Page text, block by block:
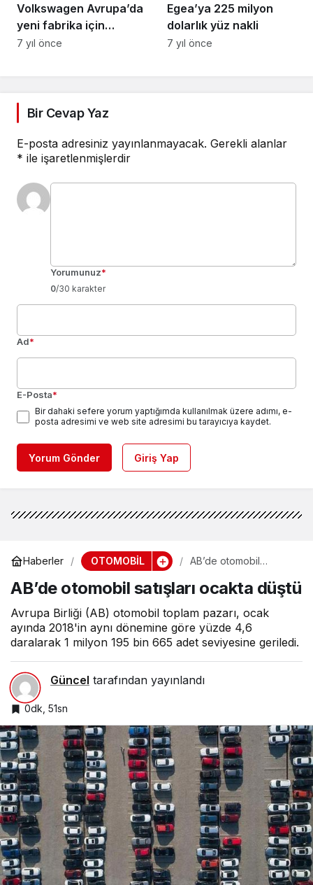
Volkswagen Avrupa’da
yeni fabrika için
görüşmelere başlıyor
7 yıl önce
Egea’ya 225 milyon
dolarlık yüz nakli
7 yıl önce
Bir Cevap Yaz
E-posta adresiniz yayınlanmayacak. Gerekli alanlar
* ile işaretlenmişlerdir
Yorumunuz*
0/30 karakter
Ad*
E-Posta*
Bir dahaki sefere yorum yaptığımda kullanılmak üzere adımı, e-
posta adresimi ve web site adresimi bu tarayıcıya kaydet.
Yorum Gönder Giriş Yap
Haberler OTOMOBİL
AB’de otomobil
AB’de otomobil satışları ocakta düştü
Avrupa Birliği (AB) otomobil toplam pazarı, ocak
ayında 2018'in aynı dönemine göre yüzde 4,6
daralarak 1 milyon 195 bin 665 adet seviyesine geriledi.
Güncel tarafından yayınlandı
0dk, 51sn